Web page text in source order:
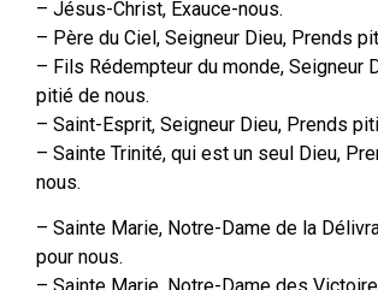
– Jésus-Christ, Exauce-nous.
– Père du Ciel, Seigneur Dieu, Prends
– Fils Rédempteur du monde, Seigneur
pitié de nous.
– Saint-Esprit, Seigneur Dieu, Prends
– Sainte Trinité, qui est un seul Dieu,
nous.
– Sainte Marie, Notre-Dame de la
pour nous.